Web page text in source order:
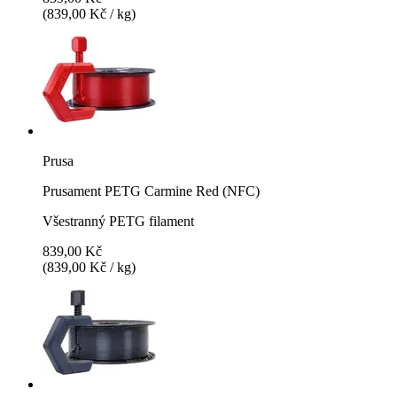
(839,00 Kč / kg)
Prusa
Prusament PETG Carmine Red (NFC)
Všestranný PETG filament
839,00 Kč
(839,00 Kč / kg)